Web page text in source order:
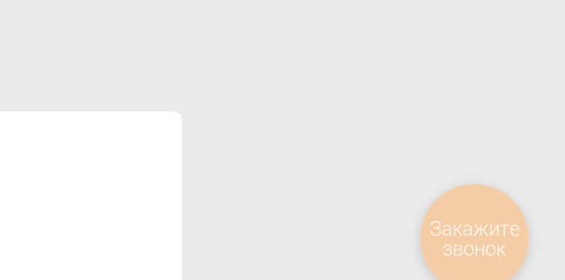
142
136,5 м2
2
1
1
Закажите
звонок